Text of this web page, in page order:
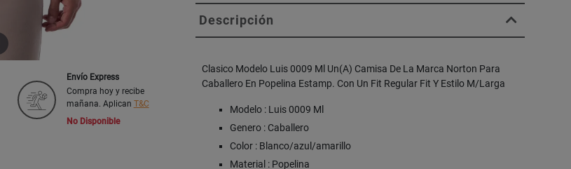
Envío Express
Compra hoy y recibe
mañana. Aplican T&C
No Disponible
Descripción
Clasico Modelo Luis 0009 Ml Un(A) Camisa De La Marca Norton Para
Caballero En Popelina Estamp. Con Un Fit Regular Fit Y Estilo M/Larga
Modelo : Luis 0009 Ml
Genero : Caballero
Color : Blanco/azul/amarillo
Material : Popelina